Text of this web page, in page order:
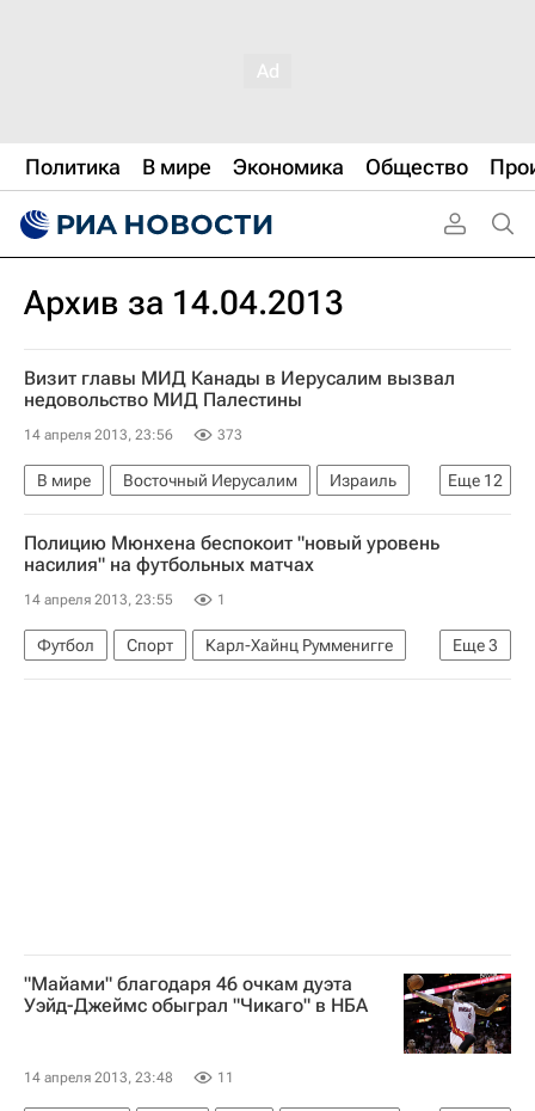
Политика В мире Экономика Общество
Архив за 14.04.2013
Визит главы МИД Канады в Иерусалим вызвал
недовольство МИД Палестины
14 апреля 2013, 23:56 373
Еще 12
В мире Восточный Иерусалим
Израиль
Палестина
Канада Америка
Азия
Северная Америка
Весь мир
Махмуд Аббас
Абдалла II
МИД Израиля‎
Палестинская национальная администрация
Полицию Мюнхена беспокоит "новый уровень
насилия" на футбольных матчах
14 апреля 2013, 23:55 1
Еще3
Футбол Спорт
Карл-Хайнц Румменигге
Бундеслига
Бавария Нюрнберг
"Майами" благодаря 46 очкам дуэта
Уэйд-Джеймс обыграл "Чикаго" в НБА
14 апреля 2013, 23:48 11